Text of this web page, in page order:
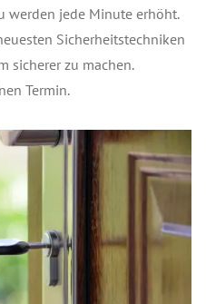
werden jede Minute erhöht.
Sicherheitstechniken
sicherer zu machen.
Termin.